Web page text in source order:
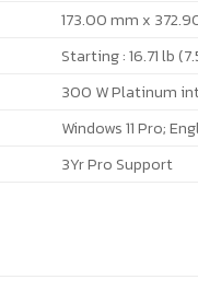
173.00 mm x
Starting : 16.71 lb
300 W Platinum
Windows 11 Pro;
3Yr Pro Support